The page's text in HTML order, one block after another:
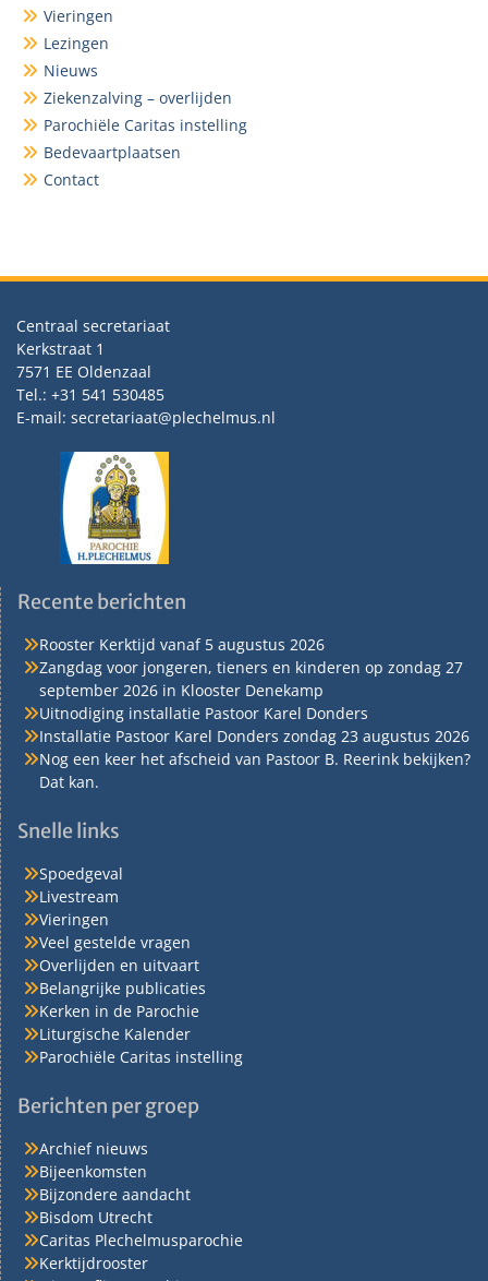
Vieringen
Lezingen
Nieuws
Ziekenzalving – overlijden
Parochiële Caritas instelling
Bedevaartplaatsen
Contact
Centraal secretariaat
Kerkstraat 1
7571 EE Oldenzaal
Tel.: +31 541 530485
E-mail: secretariaat@plechelmus.nl
Recente berichten
Rooster Kerktijd vanaf 5 augustus 2026
Zangdag voor jongeren, tieners en kinderen op zondag 27
september 2026 in Klooster Denekamp
Uitnodiging installatie Pastoor Karel Donders
Installatie Pastoor Karel Donders zondag 23 augustus 2026
Nog een keer het afscheid van Pastoor B. Reerink bekijken?
Dat kan.
Snelle links
Spoedgeval
Livestream
Vieringen
Veel gestelde vragen
Overlijden en uitvaart
Belangrijke publicaties
Kerken in de Parochie
Liturgische Kalender
Parochiële Caritas instelling
Berichten per groep
Archief nieuws
Bijeenkomsten
Bijzondere aandacht
Bisdom Utrecht
Caritas Plechelmusparochie
Kerktijdrooster